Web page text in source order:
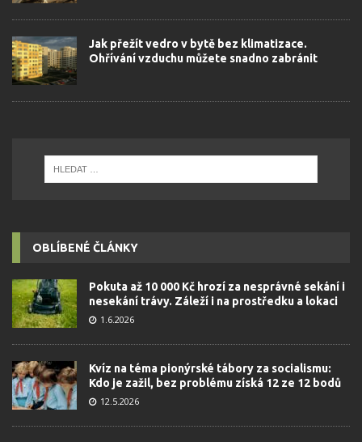
Jak přežít vedro v bytě bez klimatizace.
Ohřívání vzduchu můžete snadno zabránit
OBLÍBENÉ ČLÁNKY
Pokuta až 10 000 Kč hrozí za nesprávné sekání i
nesekání trávy. Záleží i na prostředku a lokaci
1.6.2026
Kvíz na téma pionýrské tábory za socialismu:
Kdo je zažil, bez problému získá 12 ze 12 bodů
12.5.2026